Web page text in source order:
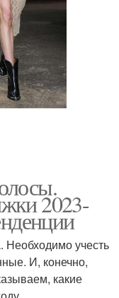
2023-
учесть
И, конечно,
какие